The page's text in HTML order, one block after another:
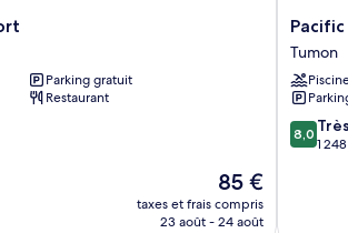
Parking gratuit
Restaurant
Le
nouveau
prix
85 €
taxes et frais compris
23 août - 24 août
Pacific
Islands
Club
Guam
Tumon
Tumon
8.0
sur
8,0
1